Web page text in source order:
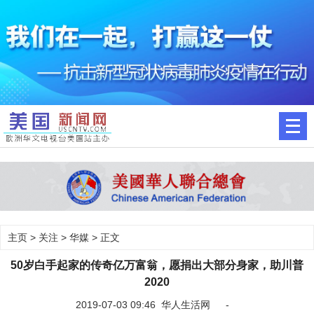
主页 > 关注 > 华媒 > 正文
50岁白手起家的传奇亿万富翁，愿捐出大部分身家，助川普
2020
2019-07-03 09:46 华人生活网 -